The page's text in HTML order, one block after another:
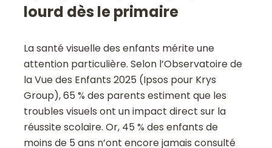
lourd dès le primaire
La santé visuelle des enfants mérite une
attention particulière. Selon l’Observatoire de
la Vue des Enfants 2025 (Ipsos pour Krys
Group), 65 % des parents estiment que les
troubles visuels ont un impact direct sur la
réussite scolaire. Or, 45 % des enfants de
moins de 5 ans n’ont encore jamais consulté